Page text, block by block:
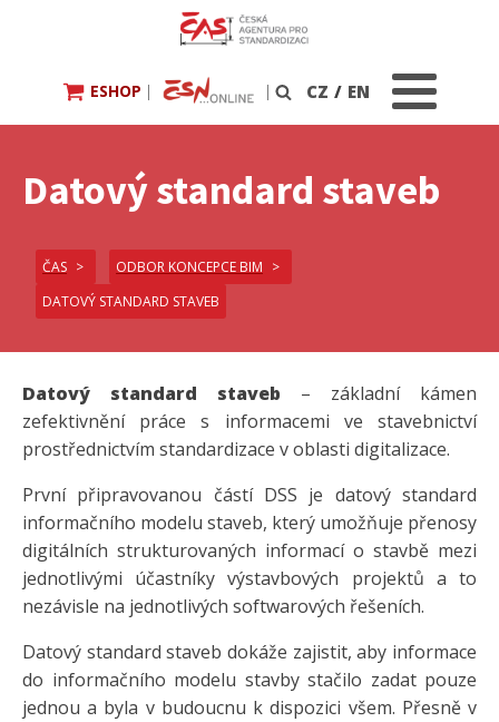
ESHOP | | Vyhledávání
CZ / EN
Datový standard staveb
ČAS
ODBOR KONCEPCE BIM
DATOVÝ STANDARD STAVEB
Datový standard staveb – základní kámen
zefektivnění práce s informacemi ve stavebnictví
prostřednictvím standardizace v oblasti digitalizace.
První připravovanou částí DSS je datový standard
informačního modelu staveb, který umožňuje přenosy
digitálních strukturovaných informací o stavbě mezi
jednotlivými účastníky výstavbových projektů a to
nezávisle na jednotlivých softwarových řešeních.
Datový standard staveb dokáže zajistit, aby informace
do informačního modelu stavby stačilo zadat pouze
jednou a byla v budoucnu k dispozici všem. Přesně v